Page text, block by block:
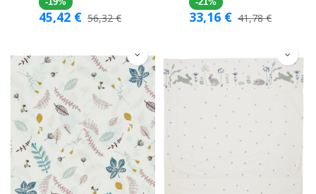
-19%
45,42 € 56,32€
-21%
33,16 € 41,78€